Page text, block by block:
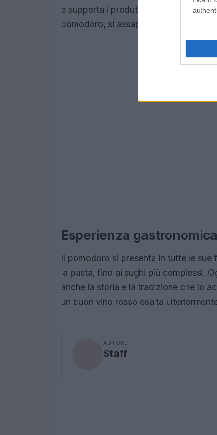
e supporta i produttori del territorio.
pomodoro, si assapora la storia e il
Esperienza gastronomica
Il pomodoro si presenta in tutte le
la pasta, fino ai sughi più complessi.
anche la storia e la tradizione che lo
un buon vino rosso esalta
AUTORE
Staff